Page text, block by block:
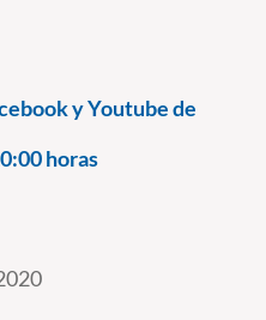
y Youtube de
horas